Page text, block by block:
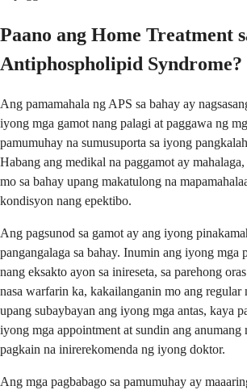
Paano ang Home Treatment
Antiphospholipid Syndrome?
Ang pamamahala ng APS sa bahay ay
iyong mga gamot nang palagi at paggawa ng
pamumuhay na sumusuporta sa iyong
Habang ang medikal na paggamot ay
mo sa bahay upang makatulong na
kondisyon nang epektibo.
Ang pagsunod sa gamot ay ang iyong
pangangalaga sa bahay. Inumin ang iyong mga
nang eksakto ayon sa inireseta, sa parehong
nasa warfarin ka, kakailanganin mo ang regular
upang subaybayan ang iyong mga antas, kaya
iyong mga appointment at sundin ang anumang
pagkain na inirerekomenda ng iyong doktor.
Ang mga pagbabago sa pamumuhay ay